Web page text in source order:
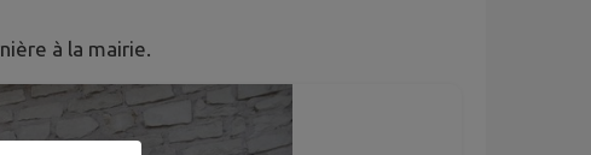
à la mairie.